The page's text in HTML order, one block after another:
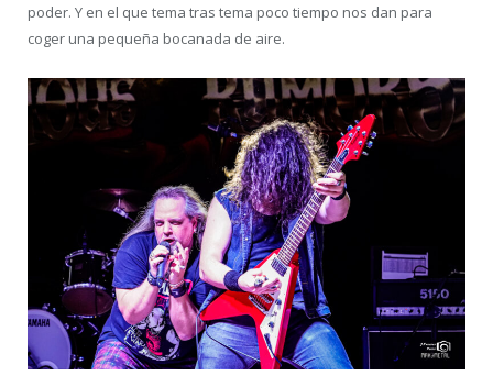
poder. Y en el que tema tras tema poco tiempo nos dan para
coger una pequeña bocanada de aire.